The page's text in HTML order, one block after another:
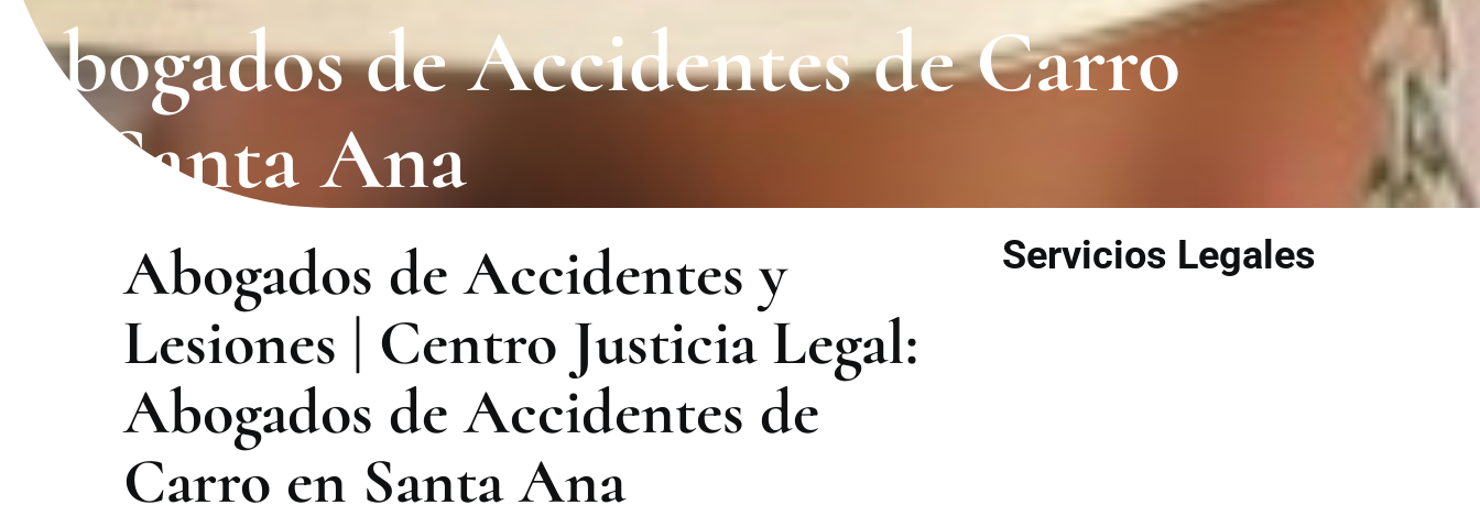
Abogados de Accidentes de Carro
en Santa Ana
Abogados de Accidentes y
Lesiones | Centro Justicia Legal:
Abogados de Accidentes de
Carro en Santa Ana
Servicios Legales